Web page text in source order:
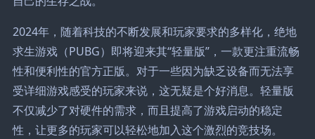
2024年，随着科技的不断发展和玩家要求的多样化，绝地
求生游戏（PUBG）即将迎来其“轻量版”，一款更注重流畅
性和便利性的官方正版。对于一些因为缺乏设备而无法享
受详细游戏感受的玩家来说，这无疑是个好消息。轻量版
不仅减少了对硬件的需求，而且提高了游戏启动的稳定
性，让更多的玩家可以轻松地加入这个激烈的竞技场。